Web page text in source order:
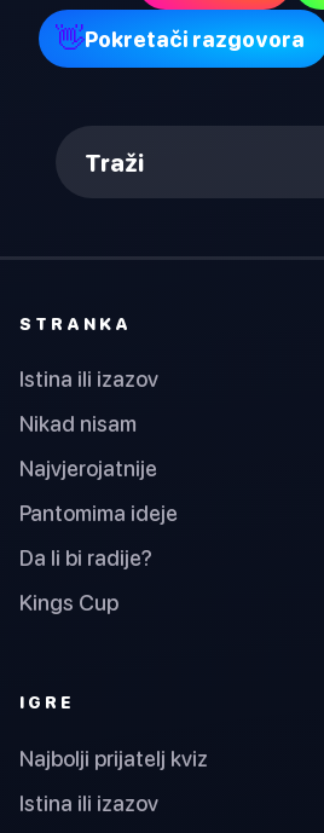
👋Pokretači razgovora
Traži
STRANKA
Istina ili izazov
Nikad nisam
Najvjerojatnije
Pantomima ideje
Da li bi radije?
Kings Cup
IGRE
Najbolji prijatelj kviz
Istina ili izazov